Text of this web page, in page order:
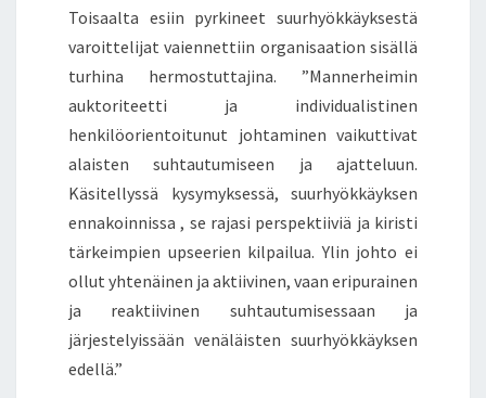
Toisaalta esiin pyrkineet suurhyökkäyksestä
varoittelijat vaiennettiin organisaation sisällä
turhina hermostuttajina. ”Mannerheimin
auktoriteetti ja individualistinen
henkilöorientoitunut johtaminen vaikuttivat
alaisten suhtautumiseen ja ajatteluun.
Käsitellyssä kysymyksessä, suurhyökkäyksen
ennakoinnissa , se rajasi perspektiiviä ja kiristi
tärkeimpien upseerien kilpailua. Ylin johto ei
ollut yhtenäinen ja aktiivinen, vaan eripurainen
ja reaktiivinen suhtautumisessaan ja
järjestelyissään venäläisten suurhyökkäyksen
edellä.”